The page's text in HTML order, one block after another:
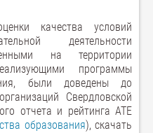
качества условий
деятельности
на территории
программы
были доведены до
Свердловской
отчета и рейтинга АТЕ
образования), скачать